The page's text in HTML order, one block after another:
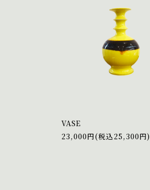
VASE
23,000円(税込25,300円)